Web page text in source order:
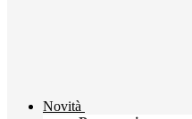
Novità